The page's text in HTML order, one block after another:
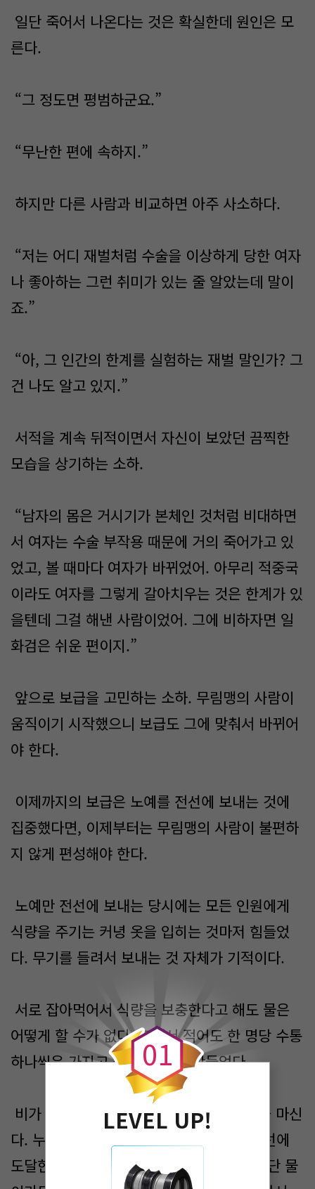
일단 죽어서 나온다는 것은 확실한데 원인은 모
른다.
“그 정도면 평범하군요.”
“무난한 편에 속하지.”
하지만 다른 사람과 비교하면 아주 사소하다.
“저는 어디 재벌처럼 수술을 이상하게 당한 여자
나 좋아하는 그런 취미가 있는 줄 알았는데 말이
죠.”
“아, 그 인간의 한계를 실험하는 재벌 말인가? 그
건 나도 알고 있지.”
서적을 계속 뒤적이면서 자신이 보았던 끔찍한
모습을 상기하는 소하.
“남자의 몸은 거시기가 본체인 것처럼 비대하면
서 여자는 수술 부작용 때문에 거의 죽어가고 있
었고, 볼 때마다 여자가 바뀌었어. 아무리 적중국
이라도 여자를 그렇게 갈아치우는 것은 한계가 있
을텐데 그걸 해낸 사람이었어. 그에 비하자면 일
화검은 쉬운 편이지.”
앞으로 보급을 고민하는 소하. 무림맹의 사람이
움직이기 시작했으니 보급도 그에 맞춰서 바뀌어
야 한다.
이제까지의 보급은 노예를 전선에 보내는 것에
집중했다면, 이제부터는 무림맹의 사람이 불편하
지 않게 편성해야 한다.
노예만 전선에 보내는 당시에는 모든 인원에게
식량을 주기는 커녕 옷을 입히는 것마저 힘들었
다. 무기를 들려서 보내는 것 자체가 기적이다.
서로 잡아먹어서 식량을 보충한다고 해도 물은
어떻게 할 수가 없다. 그래서 적어도 한 명당 수통
하나씩은 가지고 갈 수 있도록 만들었다.
비가 오면 빗물을 담고, 강이 보이면 강물을 마신
다. 누군가는 죽고 누군가는 살아남아서 전선에
도달한다. 죽으면 먹고 목마르면 마신다. 일단 물
0
0
1
LEVEL UP!